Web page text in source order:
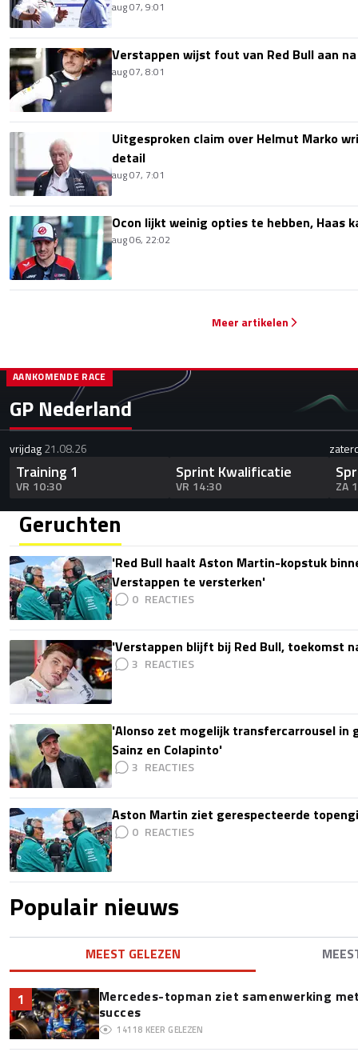
aug 07, 9:01
Verstappen wijst fout van Red Bull aan
aug 07, 8:01
Uitgesproken claim over Helmut Marko
detail
aug 07, 7:01
Ocon lijkt weinig opties te hebben, Haas
aug 06, 22:02
Meer artikelen
GP Nederland
AANKOMENDE RACE
vrijdag21.08.26
Training 1
VR 10:30
Sprint Kwalificatie
VR 14:30 ZA
Geruchten
'Red Bull haalt Aston Martin-kopstuk
Verstappen te versterken'
0
'Verstappen blijft bij Red Bull, toekomst
3
'Alonso zet mogelijk transfercarrousel in
Sainz en Colapinto'
3
Aston Martin ziet gerespecteerde
0
Populair nieuws
MEEST GELEZEN
1
Mercedes-topman ziet samenwerking
succes
14118 KEER GELEZEN